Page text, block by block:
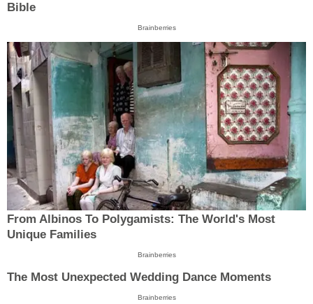
Bible
Brainberries
From Albinos To Polygamists: The World's Most
Unique Families
Brainberries
The Most Unexpected Wedding Dance Moments
Brainberries